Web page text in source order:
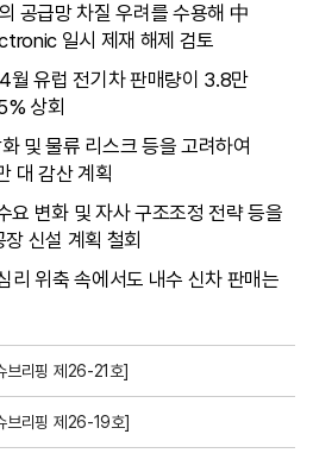
공급망 차질 우려를 수용해 中
일시 제재 해제 검토
월 유럽 전기차 판매량이 3.8만
상회
및 물류 리스크 등을 고려하여
대 감산 계획
요 변화 및 자사 구조조정 전략 등을
신설 계획 철회
리 위축 속에서도 내수 신차 판매는
브리핑 제26-21호]
브리핑 제26-19호]